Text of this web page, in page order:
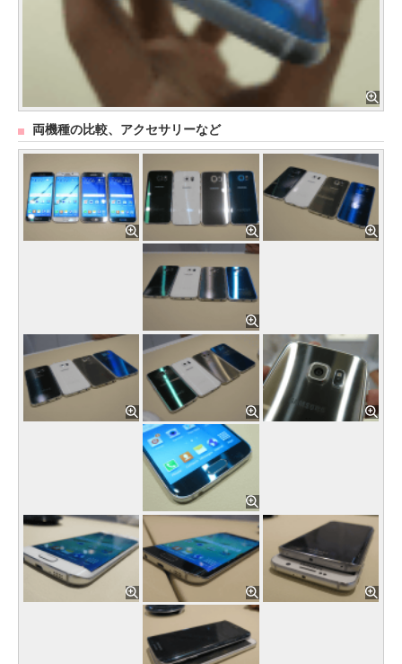
両機種の比較、アクセサリーなど